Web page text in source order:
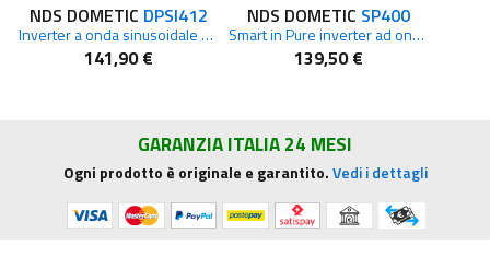
NDS DOMETIC DPSI412
Inverter a onda sinusoidale pura 350 W
141,90 €
NDS DOMETIC SP400
Smart in Pure inverter ad onda pura 400W
139,50 €
GARANZIA ITALIA 24 MESI
Ogni prodotto è originale e garantito.Vedi i dettagli